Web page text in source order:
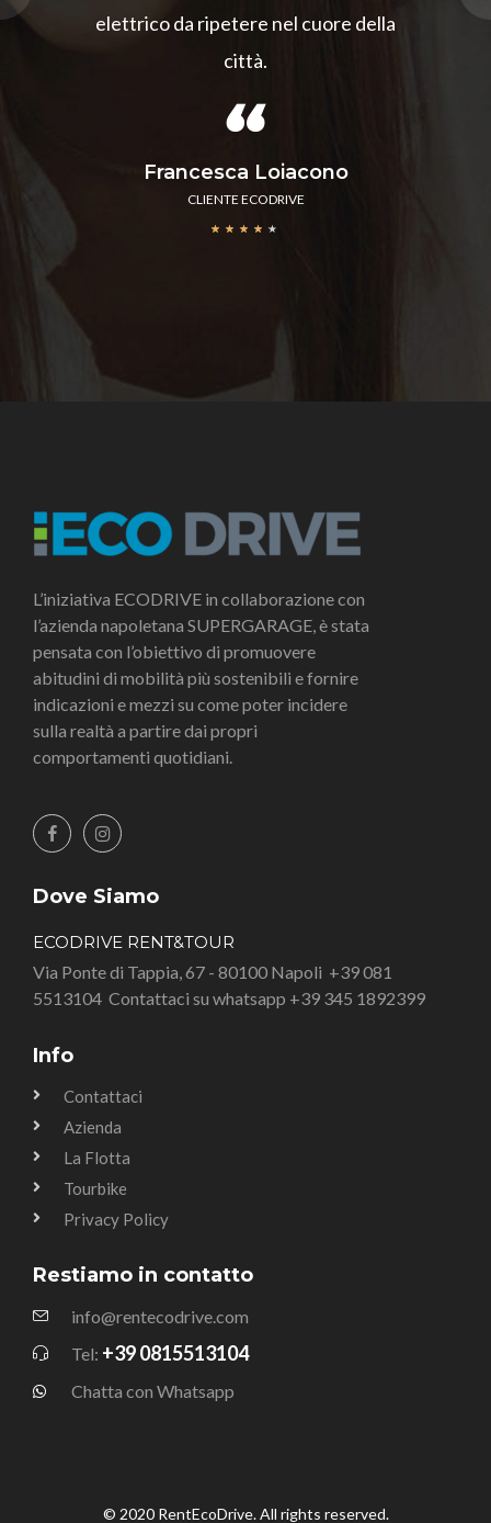
elettrico da ripetere nel cuore della
città.
Francesca Loiacono
CLIENTE ECODRIVE
★ ★ ★ ★ ★
L’iniziativa ECODRIVE in collaborazione con
l’azienda napoletana SUPERGARAGE, è stata
pensata con l’obiettivo di promuovere
abitudini di mobilità più sostenibili e fornire
indicazioni e mezzi su come poter incidere
sulla realtà a partire dai propri
comportamenti quotidiani.
Dove Siamo
ECODRIVE RENT&TOUR
Via Ponte di Tappia, 67 - 80100 Napoli +39 081
5513104 Contattaci su whatsapp +39 345 1892399
Info
Contattaci
Azienda
La Flotta
Tourbike
Privacy Policy
Restiamo in contatto
info@rentecodrive.com
Tel: +39 0815513104
Chatta con Whatsapp
© 2020 RentEcoDrive. All rights reserved.